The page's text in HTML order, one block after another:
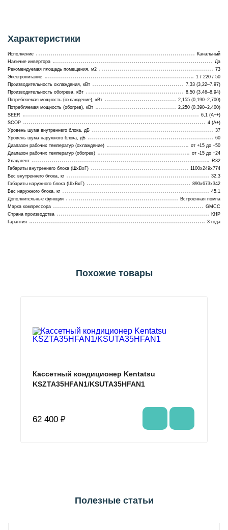
Характеристики
Исполнение
Канальный
Наличие инвертора
Да
Рекомендуемая площадь помещения, м2
73
Электропитание
1 / 220 / 50
Производительность охлаждения, кВт
7,33 (3,22–7,97)
Производительность обогрева, кВт
8,50 (3,46–8,94)
Потребляемая мощность (охлаждение), кВт
2,155 (0,190–2,700)
Потребляемая мощность (обогрев), кВт
2,250 (0,390–2,400)
SEER
6,1 (A++)
SCOP
4 (A+)
Уровень шума внутреннего блока, дБ
37
Уровень шума наружного блока, дБ
60
Диапазон рабочих температур (охлаждение)
от +15 до +50
Диапазон рабочих температур (обогрев)
от -15 до +24
Хладагент
R32
Габариты внутреннего блока (ШхВхГ)
1100x249x774
Вес внутреннего блока, кг
32,3
Габариты наружного блока (ШхВхГ)
890x673x342
Вес наружного блока, кг
45,1
Дополнительные функции
Встроенная помпа
Марка компрессора
GMCC
Страна производства
КНР
Гарантия
3 года
Похожие товары
Кассетный кондиционер Kentatsu
KSZTA35HFAN1/KSUTA35HFAN1
62 400 ₽
Полезные статьи